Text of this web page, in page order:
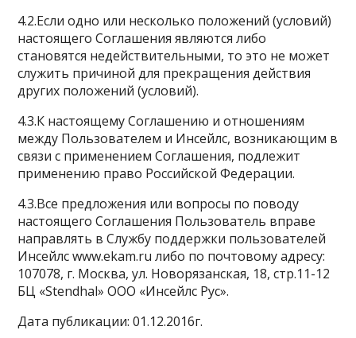
4.2.Если одно или несколько положений (условий)
настоящего Соглашения являются либо
становятся недействительными, то это не может
служить причиной для прекращения действия
других положений (условий).
4.3.К настоящему Соглашению и отношениям
между Пользователем и Инсейлс, возникающим в
связи с применением Соглашения, подлежит
применению право Российской Федерации.
4.3.Все предложения или вопросы по поводу
настоящего Соглашения Пользователь вправе
направлять в Службу поддержки пользователей
Инсейлс www.ekam.ru либо по почтовому адресу:
107078, г. Москва, ул. Новорязанская, 18, стр.11-12
БЦ «Stendhal» ООО «Инсейлс Рус».
Дата публикации: 01.12.2016г.